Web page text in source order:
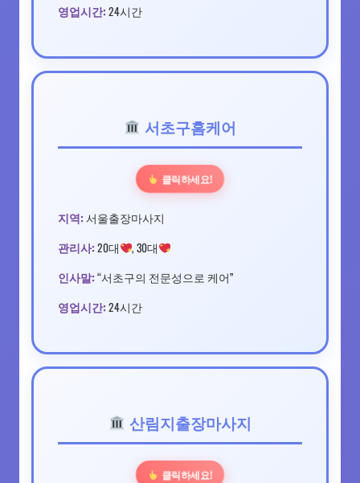
영업시간: 24시간
서초구홈케어
클릭하세요!
지역: 서울출장마사지
관리사: 20대 , 30대
인사말: “서초구의 전문성으로 케어”
영업시간: 24시간
산림지출장마사지
클릭하세요!